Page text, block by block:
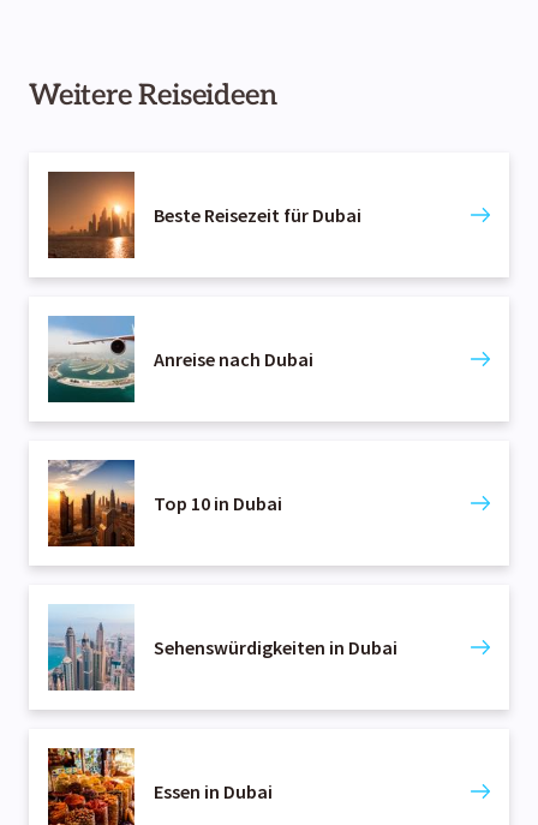
Weitere Reiseideen
Beste Reisezeit für Dubai
Anreise nach Dubai
Top 10 in Dubai
Sehenswürdigkeiten in Dubai
Essen in Dubai